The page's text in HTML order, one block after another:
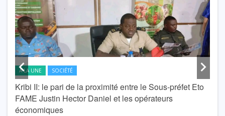
A LA UNE SOCIÉTÉ
Kribi II: le pari de la proximité entre le Sous-préfet Eto
FAME Justin Hector Daniel et les opérateurs
économiques